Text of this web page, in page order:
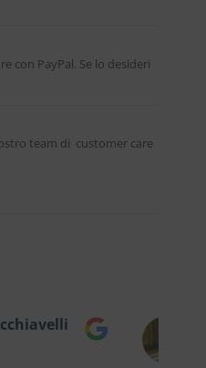
con PayPal. Se lo desideri
team di customer care